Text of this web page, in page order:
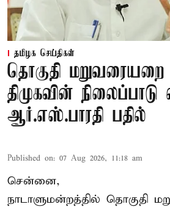
தமிழக செய்திகள்
தொகுதி
திமுகவின்
ஆர்.எஸ்.பாரதி பதில்
Published on: 07 Aug 2026, 11:18 am
சென்னை,
நாடாளுமன்றத்தில் தொகுதி